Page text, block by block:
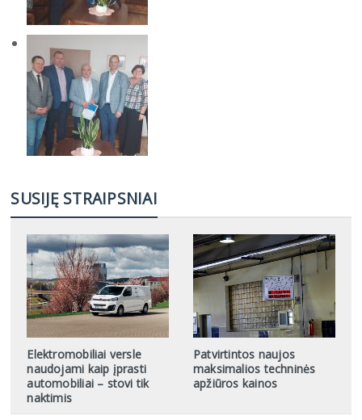
SUSIJĘ STRAIPSNIAI
Elektromobiliai versle
naudojami kaip įprasti
automobiliai – stovi tik
naktimis
Patvirtintos naujos
maksimalios techninės
apžiūros kainos